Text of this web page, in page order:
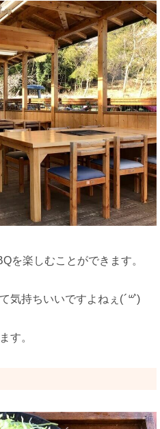
を楽しむことができます。
気持ちいいですよねぇ(´꒳`)
す。